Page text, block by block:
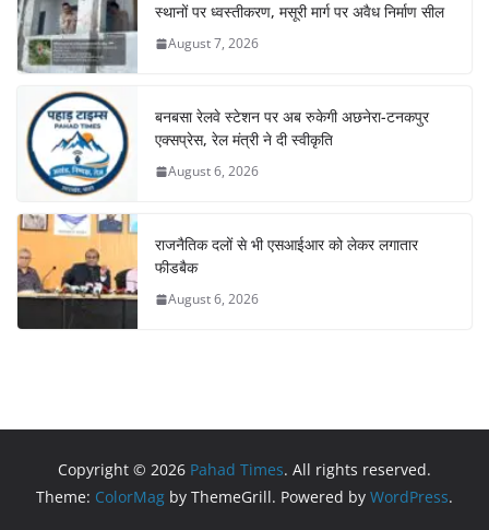
स्थानों पर ध्वस्तीकरण, मसूरी मार्ग पर अवैध निर्माण सील
August 7, 2026
बनबसा रेलवे स्टेशन पर अब रुकेगी अछनेरा-टनकपुर
एक्सप्रेस, रेल मंत्री ने दी स्वीकृति
August 6, 2026
राजनैतिक दलों से भी एसआईआर को लेकर लगातार
फीडबैक
August 6, 2026
Copyright © 2026 Pahad Times. All rights reserved.
Theme: ColorMag by ThemeGrill. Powered by WordPress.